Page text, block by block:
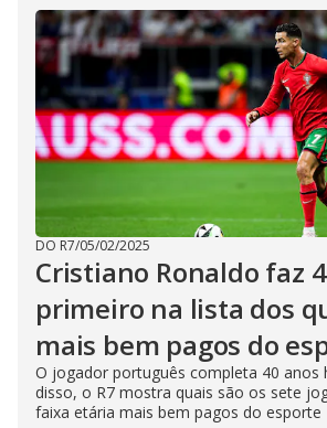
DO R7/05/02/2025
Cristiano Ronaldo faz
primeiro na lista dos
mais bem pagos do
O jogador português completa 40 anos
disso, o R7 mostra quais são os sete
faixa etária mais bem pagos do esporte